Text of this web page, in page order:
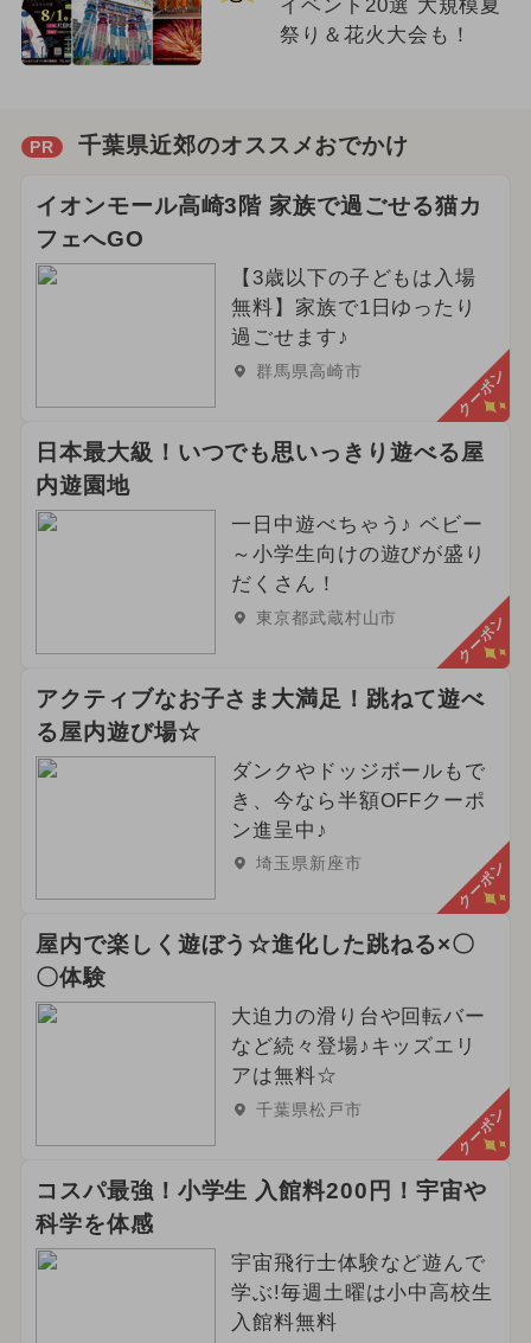
イベント20選 大規模夏
祭り＆花火大会も！
PR 千葉県近郊のオススメおでかけ
イオンモール高崎3階 家族で過ごせる猫カ
フェへGO
【3歳以下の子どもは入場
無料】家族で1日ゆったり
過ごせます♪
群馬県高崎市 クーポン
日本最大級！いつでも思いっきり遊べる屋
内遊園地
一日中遊べちゃう♪ ベビー
～小学生向けの遊びが盛り
だくさん！
東京都武蔵村山市 クーポン
アクティブなお子さま大満足！跳ねて遊べ
る屋内遊び場☆
ダンクやドッジボールもで
き、今なら半額OFFクーポ
ン進呈中♪
埼玉県新座市 クーポン
屋内で楽しく遊ぼう☆進化した跳ねる×〇
〇体験
大迫力の滑り台や回転バー
など続々登場♪キッズエリ
アは無料☆
千葉県松戸市 クーポン
コスパ最強！小学生 入館料200円！宇宙や
科学を体感
宇宙飛行士体験など遊んで
学ぶ!毎週土曜は小中高校生
入館料無料